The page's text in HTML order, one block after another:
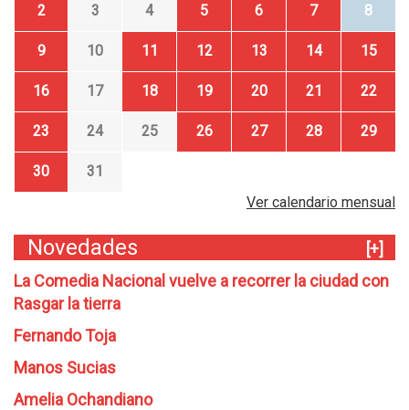
2 3 4 5 6 7 8
9 10 11 12 13 14 15
16 17 18 19 20 21 22
23 24 25 26 27 28 29
30
31
Ver calendario mensual
Novedades
[+]
La Comedia Nacional vuelve a recorrer la ciudad con
Rasgar la tierra
Fernando Toja
Manos Sucias
Amelia Ochandiano